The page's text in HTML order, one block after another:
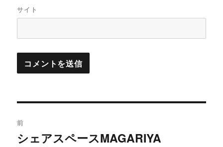
サイト
稿
前
過
シェアスペースMAGARIYA